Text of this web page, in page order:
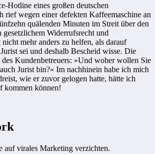
Hotline eines großen deutschen
rief wegen einer defekten Kaffeemaschine an
quälenden Minuten im Streit über den
Widerrufsrecht und
mehr anders zu helfen, als darauf
sei und deshalb Bescheid wisse. Die
Kundenbetreuers: »Und woher wollen Sie
Jurist bin?« Im nachhinein habe ich mich
wie er zuvor gelogen hatte, hätte ich
kommen können!
auf virales Marketing verzichten.